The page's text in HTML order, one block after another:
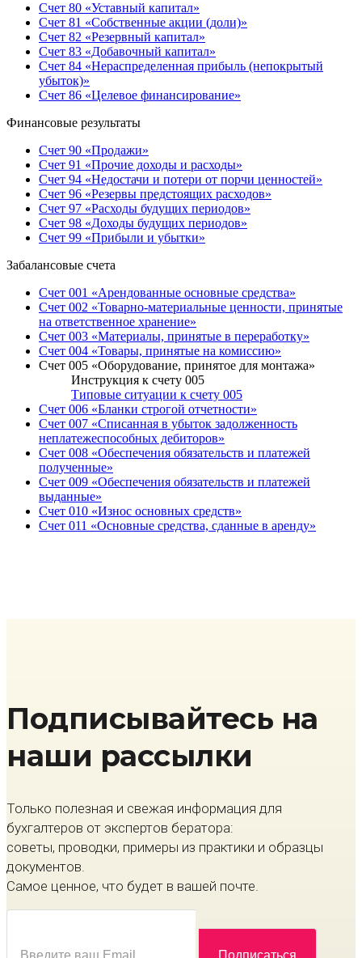
Счет 80 «Уставный капитал»
Счет 81 «Собственные акции (доли)»
Счет 82 «Резервный капитал»
Счет 83 «Добавочный капитал»
Счет 84 «Нераспределенная прибыль (непокрытый
убыток)»
Счет 86 «Целевое финансирование»
Финансовые результаты
Счет 90 «Продажи»
Счет 91 «Прочие доходы и расходы»
Счет 94 «Недостачи и потери от порчи ценностей»
Счет 96 «Резервы предстоящих расходов»
Счет 97 «Расходы будущих периодов»
Счет 98 «Доходы будущих периодов»
Счет 99 «Прибыли и убытки»
Забалансовые счета
Счет 001 «Арендованные основные средства»
Счет 002 «Товарно-материальные ценности, принятые
на ответственное хранение»
Счет 003 «Материалы, принятые в переработку»
Счет 004 «Товары, принятые на комиссию»
Счет 005 «Оборудование, принятое для монтажа»
Инструкция к счету 005
Типовые ситуации к счету 005
Счет 006 «Бланки строгой отчетности»
Счет 007 «Списанная в убыток задолженность
неплатежеспособных дебиторов»
Счет 008 «Обеспечения обязательств и платежей
полученные»
Счет 009 «Обеспечения обязательств и платежей
выданные»
Счет 010 «Износ основных средств»
Счет 011 «Основные средства, сданные в аренду»
Подписывайтесь на
наши рассылки
Только полезная и свежая информация для
бухгалтеров от экспертов бератора:
советы, проводки, примеры из практики и образцы
документов.
Самое ценное, что будет в вашей почте.